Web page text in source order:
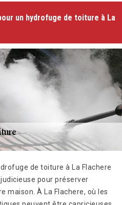
un hydrofuge de toiture à La
de toiture à La Flachere
pour préserver
maison. À La Flachere, où les